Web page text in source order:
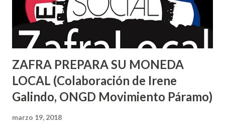
actividades se realizarán durante el mes de mayo y junio. La
iniciativa pone en valor las capacidades y habilidades de los
jóvenes . Se...
ZAFRA PREPARA SU MONEDA
LOCAL (Colaboración de Irene
Galindo, ONGD Movimiento Páramo)
marzo 19, 2018